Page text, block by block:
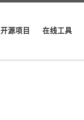
开源项目 在线工具